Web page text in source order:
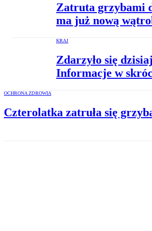
Zatruta grzybami
ma już nową
KRAJ
Zdarzyło się
Informacje w
OCHRONA ZDROWIA
Czterolatka zatruła się